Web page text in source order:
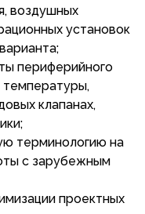
воздушных
установок
периферийного
клапанах,
терминологию на
с зарубежным
проектных